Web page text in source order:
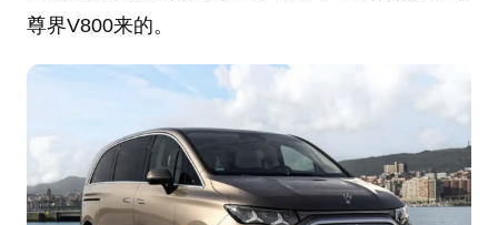
尊界V800来的。